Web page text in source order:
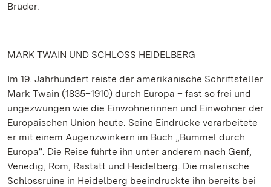
Brüder.
MARK TWAIN UND SCHLOSS HEIDELBERG
Im 19. Jahrhundert reiste der amerikanische Schriftsteller
Mark Twain (1835–1910) durch Europa – fast so frei und
ungezwungen wie die Einwohnerinnen und Einwohner der
Europäischen Union heute. Seine Eindrücke verarbeitete
er mit einem Augenzwinkern im Buch „Bummel durch
Europa“. Die Reise führte ihn unter anderem nach Genf,
Venedig, Rom, Rastatt und Heidelberg. Die malerische
Schlossruine in Heidelberg beeindruckte ihn bereits bei